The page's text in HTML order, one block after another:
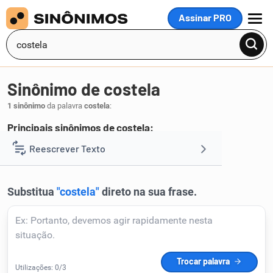
Assinar PRO
MENU
Reescrever Texto
Corrigir Texto
Sinônimo de costela
1 sinônimo da palavra costela:
Principais sinônimos de costela:
1 costeleta.